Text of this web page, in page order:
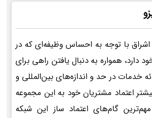
با توجه به احساس وظیفه‌ای که در
دارد، همواره به دنبال یافتن راهی برای
خدمات در حد و اندازه‌های بین‌المللی و
اعتماد مشتریان خود به این مجموعه
گام‌های اعتماد ساز این شبکه